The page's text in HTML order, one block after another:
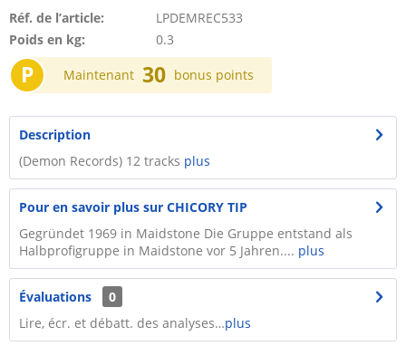
Réf. de l’article:
LPDEMREC533
Poids en kg:
0.3
P Maintenant 30 bonus points
Description
(Demon Records) 12 tracks plus
Pour en savoir plus sur CHICORY TIP
Gegründet 1969 in Maidstone Die Gruppe entstand als
Halbprofigruppe in Maidstone vor 5 Jahren.... plus
Évaluations
0
Lire, écr. et débatt. des analyses…plus